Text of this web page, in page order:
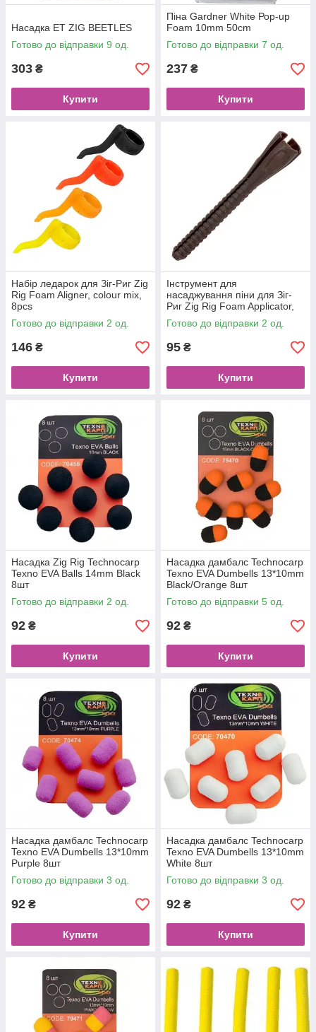
Насадка ET ZIG BEETLES
Готово до відправки 9 од.
303 ₴
Купити
Піна Gardner White Рор-up
Foam 10mm 50cm
Готово до відправки 7 од.
237 ₴
Купити
Набір ледарок для Зіг-Риг Zig
Rig Foam Aligner, colour mix,
8pcs
Готово до відправки 2 од.
146 ₴
Купити
Інструмент для
насаджування піни для Зіг-
Риг Zig Rig Foam Applicator,
5pcs
Готово до відправки 2 од.
95 ₴
Купити
Насадка Zig Rig Technocarp
Texno EVA Balls 14mm Black
8шт
Готово до відправки 2 од.
92 ₴
Купити
Насадка дамбалс Technocarp
Texno EVA Dumbells 13*10mm
Black/Orange 8шт
Готово до відправки 5 од.
92 ₴
Купити
Насадка дамбалс Technocarp
Texno EVA Dumbells 13*10mm
Purple 8шт
Готово до відправки 3 од.
92 ₴
Купити
Насадка дамбалс Technocarp
Texno EVA Dumbells 13*10mm
White 8шт
Готово до відправки 3 од.
92 ₴
Купити